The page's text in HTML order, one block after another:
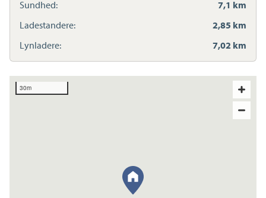
Sundhed:
7,1 km
Ladestandere:
2,85 km
Lynladere:
7,02 km
30m